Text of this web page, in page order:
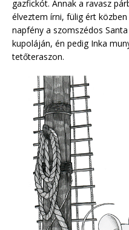
gazfickót. Annak a ravasz
élveztem írni, fülig ért
napfény a szomszédos
kupoláján, én pedig Inka
tetőteraszon.